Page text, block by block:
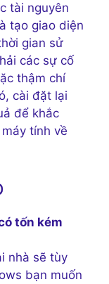
tài nguyên
tạo giao diện
gian sử
các sự cố
thậm chí
cài đặt lại
để khắc
tính về
tốn kém
nhà sẽ tùy
bạn muốn